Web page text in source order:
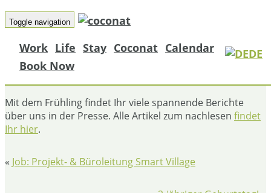
Toggle navigation
Work Life Stay Coconat Calendar
Book Now
DE
NEUE PRESSEARTIKEL
Mit dem Frühling findet Ihr viele spannende Berichte
über uns in der Presse. Alle Artikel zum nachlesen findet
Ihr hier.
« Job: Projekt- & Büroleitung Smart Village